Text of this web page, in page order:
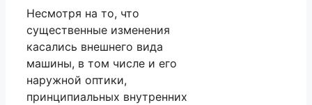
Несмотря на то, что
существенные изменения
касались внешнего вида
машины, в том числе и его
наружной оптики,
принципиальных внутренних